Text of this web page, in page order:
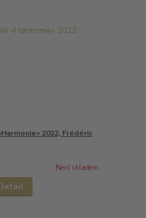
2022, Frédéric
Není skladem